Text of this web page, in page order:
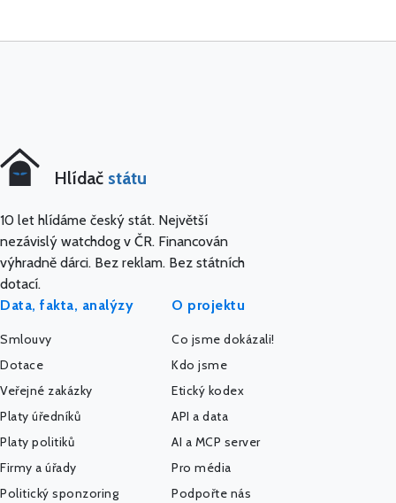
Hlídač státu
10 let hlídáme český stát. Největší
nezávislý watchdog v ČR. Financován
výhradně dárci. Bez reklam. Bez státních
dotací.
Data, fakta, analýzy
Smlouvy
Dotace
Veřejné zakázky
Platy úředníků
Platy politiků
Firmy a úřady
Politický sponzoring
O projektu
Co jsme dokázali!
Kdo jsme
Etický kodex
API a data
AI a MCP server
Pro média
Podpořte nás